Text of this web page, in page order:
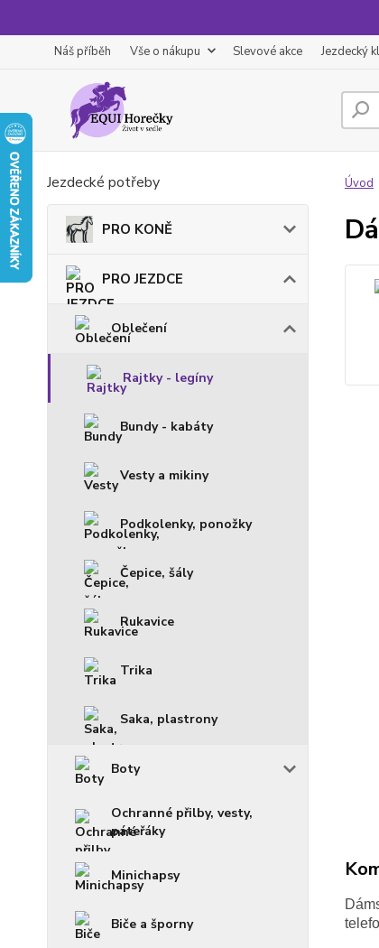
Náš příběh Vše o nákupu Slevové akce Jezdecký
Jezdecké potřeby
PRO KONĚ
PRO JEZDCE
Oblečení
Rajtky - legíny
Bundy - kabáty
Vesty a mikiny
Podkolenky, ponožky
Čepice, šály
Rukavice
Trika
Saka, plastrony
Boty
Ochranné přilby, vesty,
páteřáky
Minichapsy
Biče a šporny
Úvod